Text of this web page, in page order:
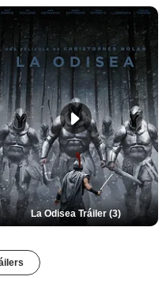
La Odisea Tráiler (3)